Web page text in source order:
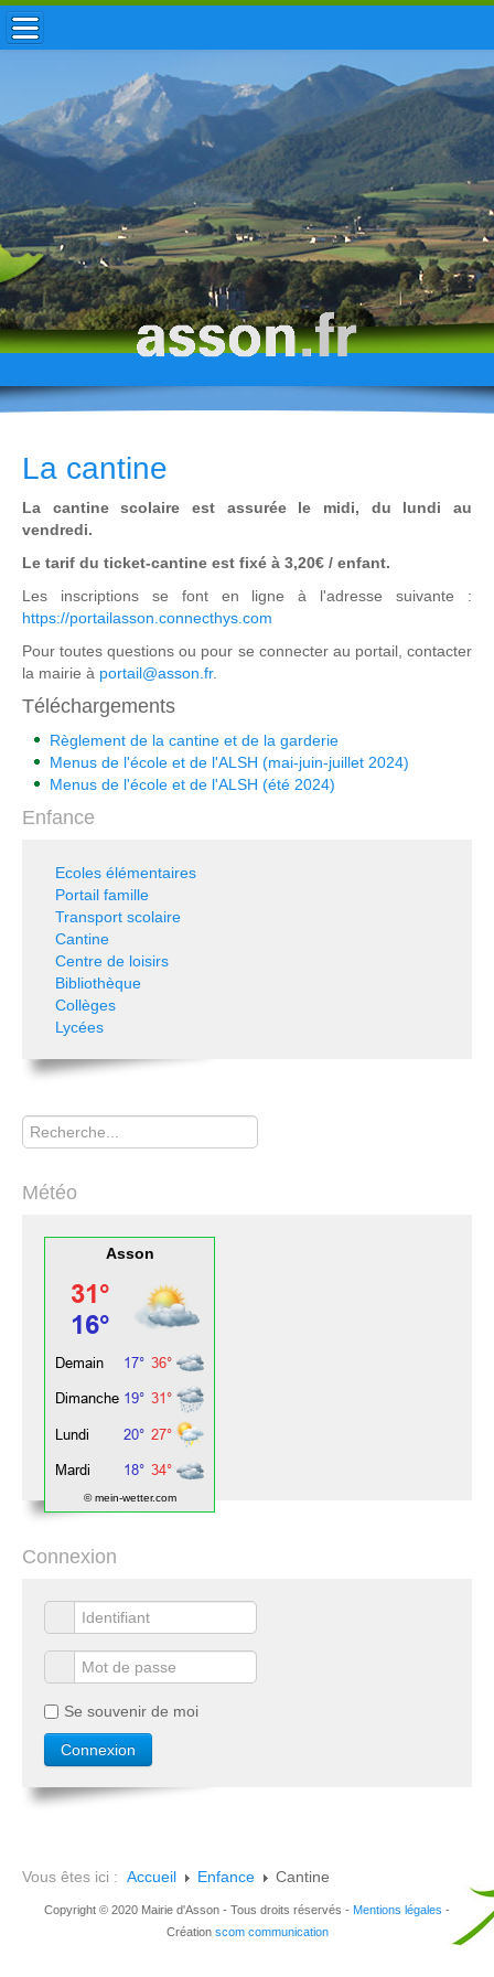
ACCUEIL / INFOS
MUNICIPALITÉ
VIE LOCALE
ENFANCE
TOURISME
HISTOIRE
La cantine
La cantine scolaire est assurée le midi, du lundi au
vendredi.
Le tarif du ticket-cantine est fixé à 3,20€ / enfant.
Les inscriptions se font en ligne à l'adresse suivante :
https://portailasson.connecthys.com
Pour toutes questions ou pour se connecter au portail, contacter
la mairie à portail@asson.fr.
Téléchargements
Règlement de la cantine et de la garderie
Menus de l'école et de l'ALSH (mai-juin-juillet 2024)
Menus de l'école et de l'ALSH (été 2024)
Enfance
Ecoles élémentaires
Portail famille
Transport scolaire
Cantine
Centre de loisirs
Bibliothèque
Collèges
Lycées
Rechercher
Météo
Asson
© mein-wetter.com
Connexion
Se souvenir de moi
Vous êtes ici : Accueil Enfance Cantine
Copyright © 2020 Mairie d'Asson - Tous droits réservés - Mentions légales -
Création scom communication